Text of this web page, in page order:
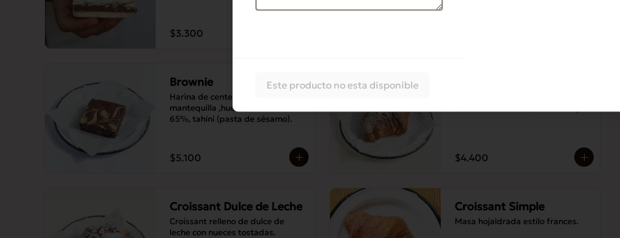
$3.300
Brownie
Harina de centeno, harina blanca,
mantequilla ,huevo, chocolate de
65%, tahini (pasta de sésamo).
$5.100 $4.400
Croissant Dulce de Leche
Croissant relleno de dulce de
leche con nueces tostadas.
Croissant Simple
Masa hojaldrada estilo frances.
Este producto no esta disponible